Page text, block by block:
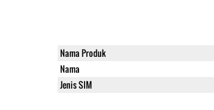
Nama Produk
Nama
Jenis SIM